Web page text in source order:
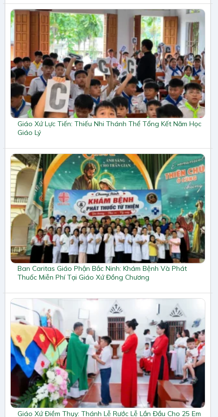
Giáo Xứ Lực Tiến: Thiếu Nhi Thánh Thể Tổng Kết Năm Học
Giáo Lý
Ban Caritas Giáo Phận Bắc Ninh: Khám Bệnh Và Phát
Thuốc Miễn Phí Tại Giáo Xứ Đồng Chương
Giáo Xứ Điềm Thụy: Thánh Lễ Rước Lễ Lần Đầu Cho 25 Em